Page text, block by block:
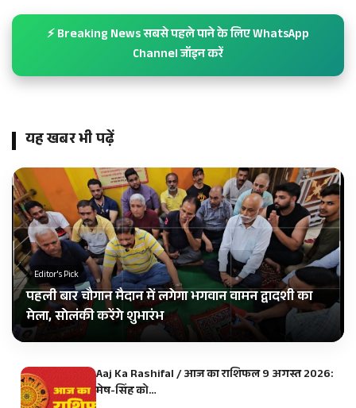
⚡ Breaking News सबसे पहले पाने के लिए WhatsApp
Channel जॉइन करें
यह खबर भी पढ़ें
Editor's Pick
पहली बार चौगान मैदान में लगेगा भगवान वामन द्वादशी का
मेला, सोलंकी करेंगे शुभारंभ
Aaj Ka Rashifal / आज का राशिफल 9 अगस्त 2026:
मेष-सिंह को…